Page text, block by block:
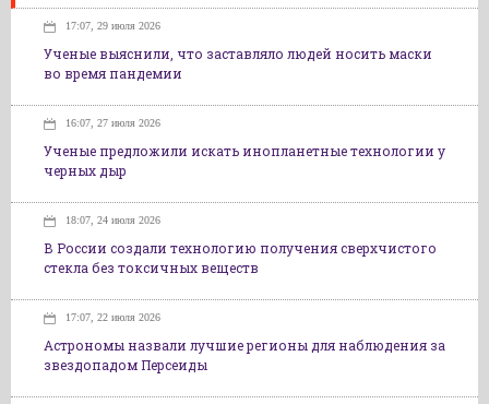
17:07, 29 июля 2026
Ученые выяснили, что заставляло людей носить маски
во время пандемии
16:07, 27 июля 2026
Ученые предложили искать инопланетные технологии у
черных дыр
18:07, 24 июля 2026
В России создали технологию получения сверхчистого
стекла без токсичных веществ
17:07, 22 июля 2026
Астрономы назвали лучшие регионы для наблюдения за
звездопадом Персеиды